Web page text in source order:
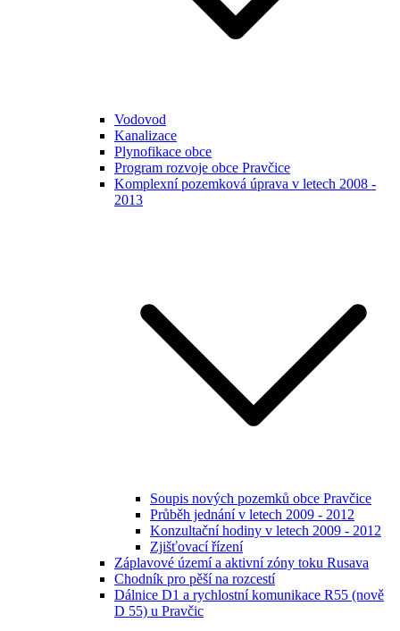
Vodovod
Kanalizace
Plynofikace obce
Program rozvoje obce Pravčice
Komplexní pozemková úprava v letech 2008 -
2013
Soupis nových pozemků obce Pravčice
Průběh jednání v letech 2009 - 2012
Konzultační hodiny v letech 2009 - 2012
Zjišťovací řízení
Záplavové území a aktivní zóny toku Rusava
Chodník pro pěší na rozcestí
Dálnice D1 a rychlostní komunikace R55 (nově
D 55) u Pravčic